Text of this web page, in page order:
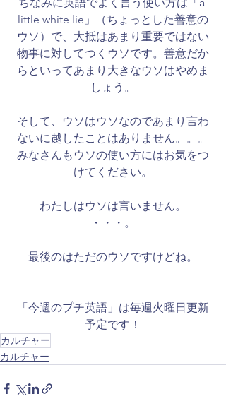
ちなみに英語でよく言う使い方は「a
little white lie」（ちょっとした善意の
ウソ）で、大抵はあまり重要ではない
物事に対してつくウソです。善意だか
らといってあまり大きなウソはやめま
しょう。
そして、ウソはウソなのであまり言わ
ないに越したことはありません。。。
みなさんもウソの使い方にはお気をつ
けてください。
わたしはウソは言いません。
・・・。
最後のはただのウソですけどね。
​「今週のプチ英語」は毎週火曜日更新
予定です！
カルチャー
カルチャー